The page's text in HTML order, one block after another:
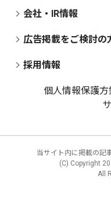
会社・IR情報
広告掲載をご検討の
採用情報
個人情報保護方
当サイト内に掲載の記
(C) Copyright
All